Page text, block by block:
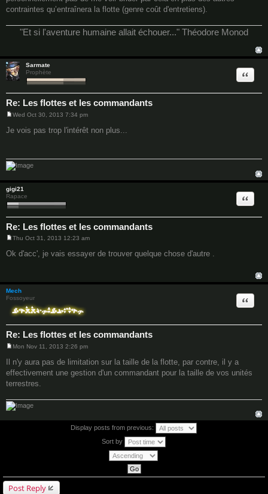
contraintes qu’entraînera la flotte (genre coût d'entretiens).
"Et si l'aventure humaine allait échouer..." Théodore Monod
Sarmate
Prophète
Re: Les flottes et les commandants
Quote
s
Wed Oct 30, 2013 7:34 pm
Je vois pas trop l'intérêt non plus...
gigi21
Rapace
Re: Les flottes et les commandants
Quote
o
s
Thu Oct 31, 2013 12:23 am
Ok d'acc', je vais essayer de trouver quelque chose d'autre .
Mech
Fossoyeur
Re: Les flottes et les commandants
Quote
s
t
Mon Nov 11, 2013 2:26 pm
Il n'y aura pas de limitation sur la taille de la flotte, par contre, il y a
effectivement une gestion d'un commandant pour la taille de vos unités
terrestres.
Display posts from previous:
Sort by
Post Reply